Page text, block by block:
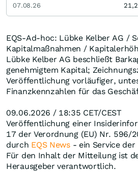
EQS-Ad-hoc: Lübke Kelber AG /
Kapitalmaßnahmen /
Lübke Kelber AG beschließt
genehmigtem Kapital;
Veröffentlichung vorläufiger,
Finanzkennzahlen für das
09.06.2026 / 18:35 CET/CEST
Veröffentlichung einer
17 der Verordnung (EU) Nr. 596/
durch EQS News- ein Service der
Für den Inhalt der Mitteilung ist
Herausgeber verantwortlich.
07.08.26